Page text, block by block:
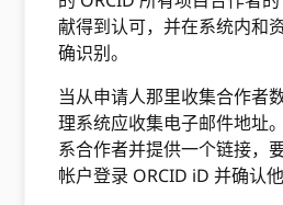
献得到认可，并在系统内和
确识别。
当从申请人那里收集合作者
理系统应收集电子邮件地址
系合作者并提供一个链接，
帐户登录 ORCID iD 并确认